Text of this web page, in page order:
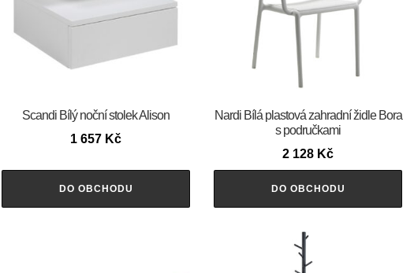
Scandi Bílý noční stolek Alison
1 657 Kč
DO OBCHODU
Nardi Bílá plastová zahradní židle Bora
s područkami
2 128 Kč
DO OBCHODU